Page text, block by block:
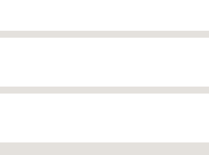
伺服器結合可確保與 Oracle 的高度隔離。
AD 或多重故障領域組態）中部署應用程式